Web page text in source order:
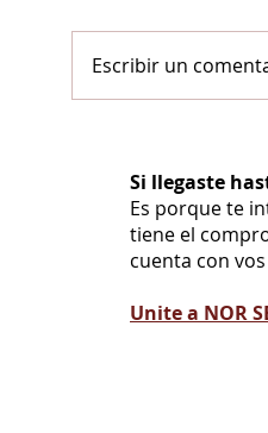
Escribir un
Si llegaste
Es porque te
tiene el
cuenta con
Unite a NOR